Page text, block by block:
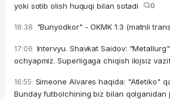
yoki sotib olish huquqi bilan sotadi
0
18:38 "Bunyodkor" - OKMK 1:3 (matnli
17:06 Intervyu. Shavkat Saidov:
ochyapmiz. Superligaga chiqish ilojsiz
16:55 Simeone Alvares haqida: "Atletiko"
Bunday futbolchining biz bilan qolganidan